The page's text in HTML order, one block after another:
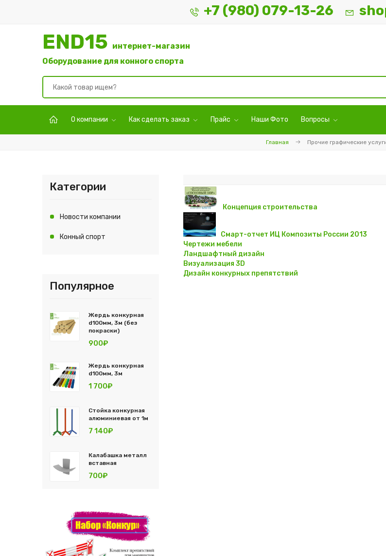
+7 (980) 079-13-26
END15 интернет-магазин
Оборудование для конного спорта
О компании Как сделать заказ Прайс Наши Фото Вопросы
Главная Прочие графические
Концепция строительства
Смарт-отчет ИЦ Композиты России 2013
Чертежи мебели
Ландшафтный дизайн
Визуализация 3D
Дизайн конкурных препятствий
Категории
Новости компании
Конный спорт
Популярное
Жердь конкурная
d100мм, 3м (без
покраски)
900₽
Жердь конкурная
d100мм, 3м
1 700₽
Стойка конкурная
алюминиевая от 1м
7 140₽
Калабашка металл
вставная
700₽